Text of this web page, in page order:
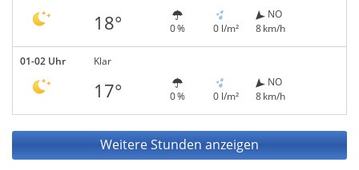
18° 0 % 0 l/m²
NO
8 km/h
01-02 Uhr Klar
17° 0 % 0 l/m²
NO
8 km/h
Weitere Stunden anzeigen